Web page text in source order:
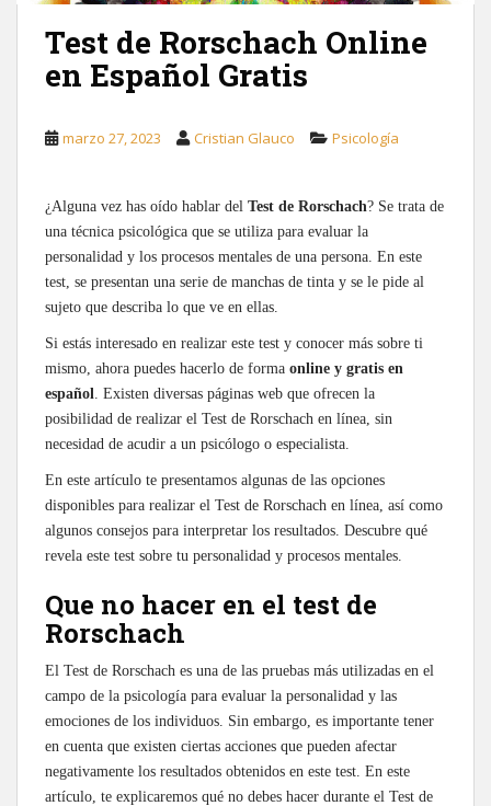
Test de Rorschach Online
en Español Gratis
marzo 27, 2023 Cristian Glauco Psicología
¿Alguna vez has oído hablar del Test de Rorschach? Se trata de
una técnica psicológica que se utiliza para evaluar la
personalidad y los procesos mentales de una persona. En este
test, se presentan una serie de manchas de tinta y se le pide al
sujeto que describa lo que ve en ellas.
Si estás interesado en realizar este test y conocer más sobre ti
mismo, ahora puedes hacerlo de forma online y gratis en
español . Existen diversas páginas web que ofrecen la
posibilidad de realizar el Test de Rorschach en línea, sin
necesidad de acudir a un psicólogo o especialista.
En este artículo te presentamos algunas de las opciones
disponibles para realizar el Test de Rorschach en línea, así como
algunos consejos para interpretar los resultados. Descubre qué
revela este test sobre tu personalidad y procesos mentales.
Que no hacer en el test de
Rorschach
El Test de Rorschach es una de las pruebas más utilizadas en el
campo de la psicología para evaluar la personalidad y las
emociones de los individuos. Sin embargo, es importante tener
en cuenta que existen ciertas acciones que pueden afectar
negativamente los resultados obtenidos en este test. En este
artículo, te explicaremos qué no debes hacer durante el Test de